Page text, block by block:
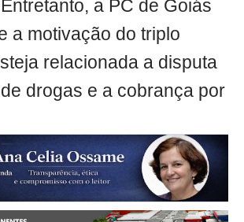
a PC de Goiás
a motivação do triplo
relacionada a disputa
drogas e a cobrança por